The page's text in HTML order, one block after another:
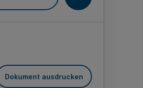
Dokument ausdrucken